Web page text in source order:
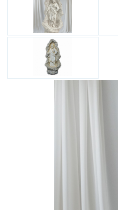
Destinatari
Bijuterii Femei
Bijuterii Copii